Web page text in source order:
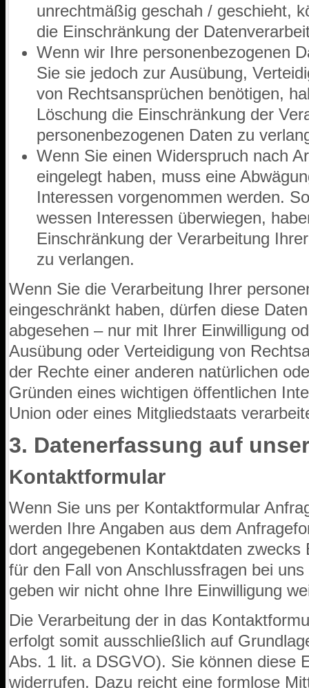
unrechtmäßig geschah / geschieht,
die Einschränkung der
Wenn wir Ihre personenbezogenen
Sie sie jedoch zur Ausübung,
von Rechtsansprüchen benötigen,
Löschung die Einschränkung der
personenbezogenen Daten zu
Wenn Sie einen Widerspruch nach
eingelegt haben, muss eine
Interessen vorgenommen werden.
wessen Interessen überwiegen,
Einschränkung der Verarbeitung
zu verlangen.
Wenn Sie die Verarbeitung Ihrer
eingeschränkt haben, dürfen diese
abgesehen – nur mit Ihrer Einwilligung
Ausübung oder Verteidigung von
der Rechte einer anderen natürlichen
Gründen eines wichtigen öffentlichen
Union oder eines Mitgliedstaats
3. Datenerfassung auf
Kontaktformular
Wenn Sie uns per Kontaktformular
werden Ihre Angaben aus dem
dort angegebenen Kontaktdaten
für den Fall von Anschlussfragen bei
geben wir nicht ohne Ihre Einwilligung
Die Verarbeitung der in das
erfolgt somit ausschließlich auf
Abs. 1 lit. a DSGVO). Sie können diese
widerrufen. Dazu reicht eine formlose